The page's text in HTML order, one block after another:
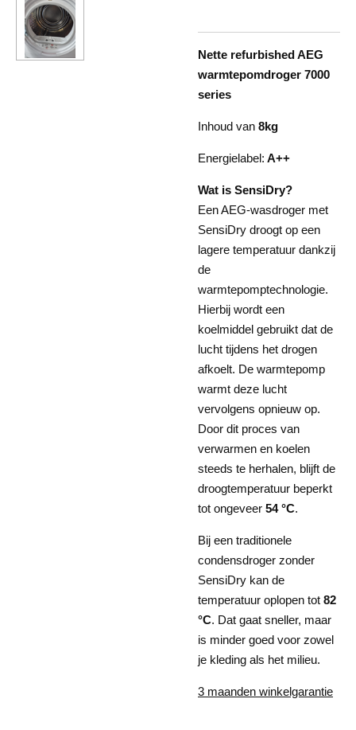
Nette refurbished AEG
warmtepomdroger 7000
series
Inhoud van 8kg
Energielabel: A++
Wat is SensiDry?
Een AEG-wasdroger met
SensiDry droogt op een
lagere temperatuur dankzij
de
warmtepomptechnologie.
Hierbij wordt een
koelmiddel gebruikt dat de
lucht tijdens het drogen
afkoelt. De warmtepomp
warmt deze lucht
vervolgens opnieuw op.
Door dit proces van
verwarmen en koelen
steeds te herhalen, blijft de
droogtemperatuur beperkt
tot ongeveer 54 °C.
Bij een traditionele
condensdroger zonder
SensiDry kan de
temperatuur oplopen tot 82
°C. Dat gaat sneller, maar
is minder goed voor zowel
je kleding als het milieu.
3 maanden winkelgarantie